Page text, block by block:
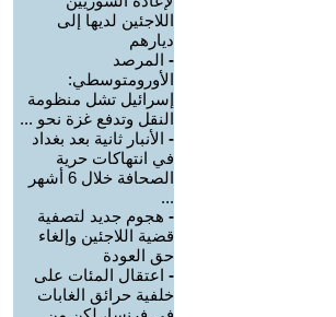
اللاجئين لديها إلى
ديارهم
- المرصد
الأورومتوسطي:
إسرائيل تشل منظومة
النقل وتدفع غزة نحو ...
- الأنبار ثانية بعد بغداد
في انتهاكات حرية
الصحافة خلال 6 أشهر
...
- هجوم جديد لتصفية
قضية اللاجئين وإلغاء
حق العودة
- اعتقال المئات على
خلفية حرائق الغابات